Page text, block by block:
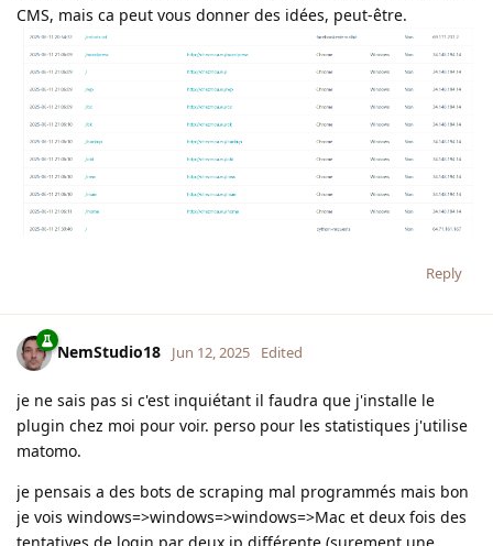
CMS, mais ca peut vous donner des idées, peut-être.
Reply
NemStudio18 Jun 12, 2025 Edited
je ne sais pas si c'est inquiétant il faudra que j'installe le
plugin chez moi pour voir. perso pour les statistiques j'utilise
matomo.
je pensais a des bots de scraping mal programmés mais bon
je vois windows=>windows=>windows=>Mac et deux fois des